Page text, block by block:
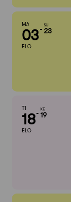
MA
03
ELO
SU
23
TI
18
ELO
KE
19